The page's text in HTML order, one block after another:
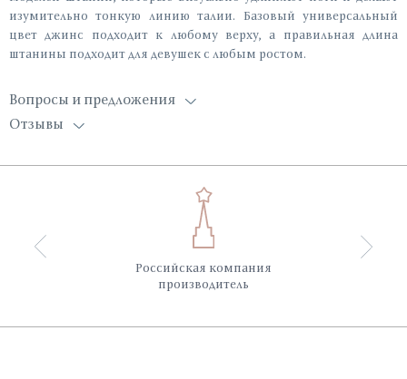
изумительно тонкую линию талии. Базовый универсальный
цвет джинс подходит к любому верху, а правильная длина
штанины подходит для девушек с любым ростом.
Вопросы и предложения
Отзывы
Российская компания
производитель